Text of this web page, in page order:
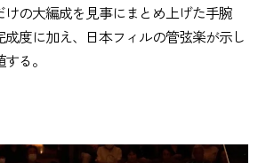
けの大編成を見事にまとめ上げた手腕
成度に加え、日本フィルの管弦楽が示し
る。